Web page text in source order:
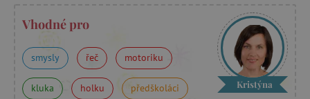
Vhodné pro
smysly řeč motoriku
kluka holku předškoláci Kristýna